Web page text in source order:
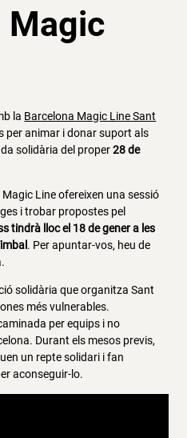
Magic
la Barcelona Magic Line Sant
per animar i donar suport als
solidària del proper28 de
Line ofereixen una sessió
i trobar propostes pel
tindrà lloc el 18 de gener a les
. Per apuntar-vos, heu de
solidària que organitza Sant
més vulnerables.
per equips i no
Durant els mesos previs,
un repte solidari i fan
aconseguir-lo.